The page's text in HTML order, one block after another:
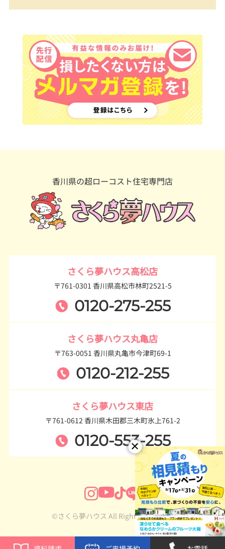
香川県の超ローコスト住宅専門店
さくら夢ハウス高松店
〒761-0301 香川県高松市林町2521-5
0120-275-255
さくら夢ハウス丸亀店
〒763-0051 香川県丸亀市今津町69-1
0120-212-255
さくら夢ハウス東店
〒761-0612 香川県木田郡三木町氷上761-2
0120-553-255
©さくら夢ハウス All Rights Reserved.